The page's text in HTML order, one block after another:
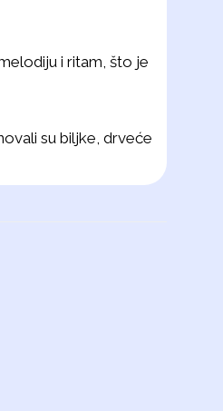
i ritam, što je
su biljke, drveće